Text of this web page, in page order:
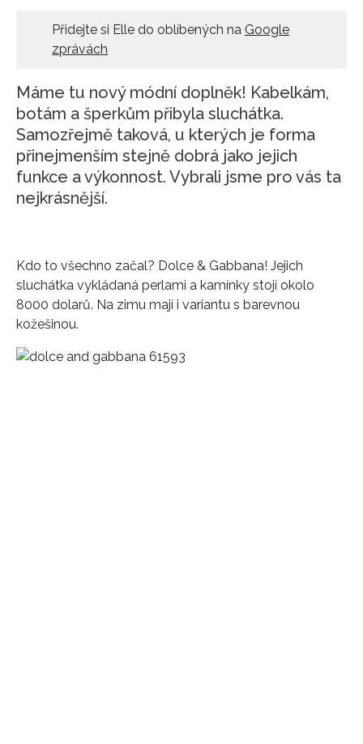
Přidejte si Elle do oblíbených na Google
zprávách
Máme tu nový módní doplněk! Kabelkám,
botám a šperkům přibyla sluchátka.
Samozřejmě taková, u kterých je forma
přinejmenším stejně dobrá jako jejich
funkce a výkonnost. Vybrali jsme pro vás ta
nejkrásnější.
Kdo to všechno začal? Dolce & Gabbana! Jejich
sluchátka vykládaná perlami a kamínky stojí okolo
8000 dolarů. Na zimu mají i variantu s barevnou
kožešinou.